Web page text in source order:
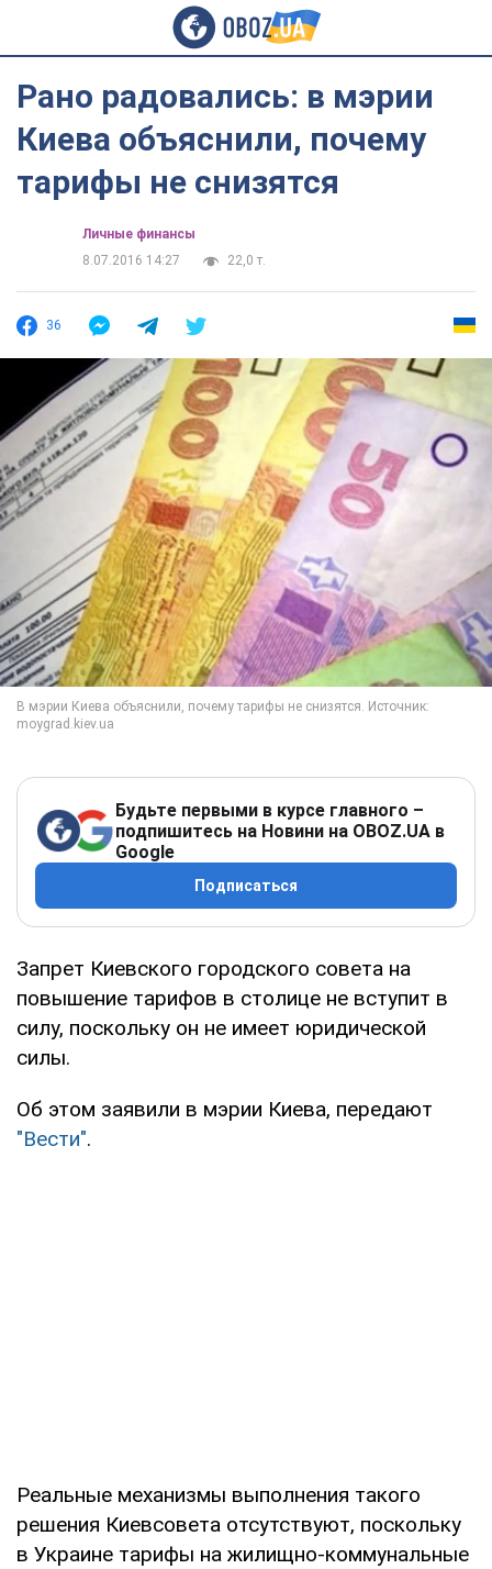
Рано радовались: в мэрии
Киева объяснили, почему
тарифы не снизятся
Личные финансы
8.07.2016 14:27
22,0 т.
36
Будьте первыми в курсе главного –
подпишитесь на Новини на OBOZ.UA в
Google
Подписаться
Запрет Киевского городского совета на
повышение тарифов в столице не вступит в
силу, поскольку он не имеет юридической
силы.
Об этом заявили в мэрии Киева, передают
"Вести".
Реальные механизмы выполнения такого
решения Киевсовета отсутствуют, поскольку
в Украине тарифы на жилищно-коммунальные